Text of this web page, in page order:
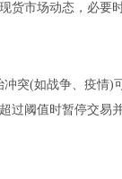
货市场动态，必要
突(如战争、疫情)
过阈值时暂停交易